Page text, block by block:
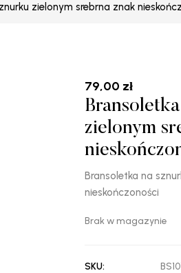
zielonym srebrna znak
79,00 zł
zielonym
Bransoletka na
nieskończoności
Brak w magazynie
SKU: